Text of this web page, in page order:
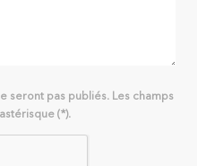
seront pas publiés. Les champs
(*).